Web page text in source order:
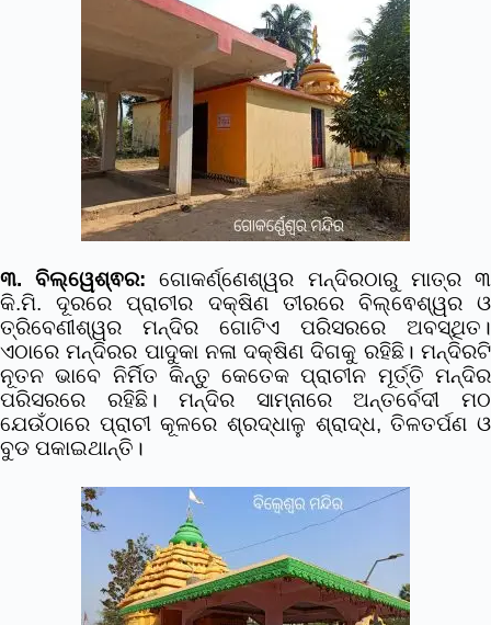
୩. ବିଲ୍ୱେଶ୍ଵର: ଗୋକର୍ଣ୍ଣେଶ୍ୱର ମନ୍ଦିରଠାରୁ ମାତ୍ର ୩
କି.ମି. ଦୂରରେ ପ୍ରାଚୀର ଦକ୍ଷିଣ ତୀରରେ ବିଲ୍ଵେଶ୍ୱର ଓ
ତ୍ରିବେଣୀଶ୍ୱର ମନ୍ଦିର ଗୋଟିଏ ପରିସରରେ ଅବସ୍ଥିତ।
ଏଠାରେ ମନ୍ଦିରର ପାଦୁକା ନଳା ଦକ୍ଷିଣ ଦିଗକୁ ରହିଛି। ମନ୍ଦିରଟି
ନୂତନ ଭାବେ ନିର୍ମିତ କିନ୍ତୁ କେତେକ ପ୍ରାଚୀନ ମୂର୍ତ୍ତି ମନ୍ଦିର
ପରିସରରେ ରହିଛି। ମନ୍ଦିର ସାମ୍ନାରେ ଅନ୍ତର୍ବେଦୀ ମଠ
ଯେଉଁଠାରେ ପ୍ରାଚୀ କୂଳରେ ଶ୍ରଦ୍ଧାଳୁ ଶ୍ରାଦ୍ଧ, ତିଳତର୍ପଣ ଓ
ବୁଡ ପକାଇଥାନ୍ତି।